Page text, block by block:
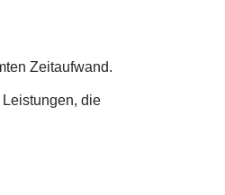
Zeitaufwand.
die